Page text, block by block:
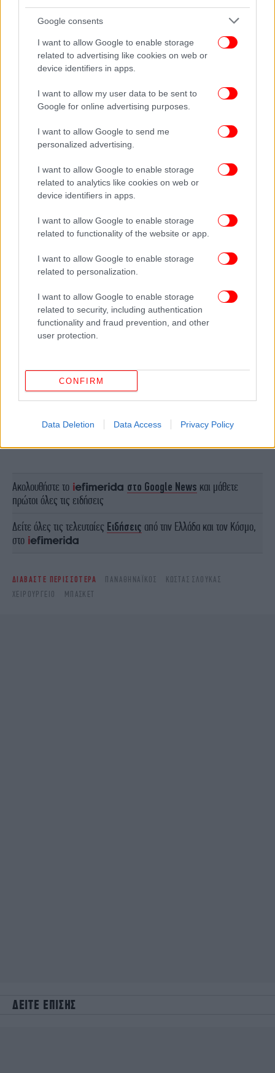
Google consents
I want to allow Google to enable storage
related to advertising like cookies on web or
device identifiers in apps.
I want to allow my user data to be sent to
Google for online advertising purposes.
I want to allow Google to send me
personalized advertising.
I want to allow Google to enable storage
related to analytics like cookies on web or
device identifiers in apps.
I want to allow Google to enable storage
related to functionality of the website or app.
I want to allow Google to enable storage
related to personalization.
I want to allow Google to enable storage
related to security, including authentication
functionality and fraud prevention, and other
user protection.
CONFIRM
Data Deletion Data Access Privacy Policy
ΟΛΕΣ ΟΙ ΕΙΔΗΣΕΙΣ
Παναθηναϊκός AKTOR: Χειρουργήθηκε ο Κώστας
Σλούκας και ξεκινάει την αποκατάσταση του
Εσείς θα θέλατε τον Λουτσέσκου προπονητή στην
ομάδα σας;
«Έβγαζα βίντεο τον κόσμο όταν δεν με έβλεπε ο
Μπαρτζώκας»: Ο Κουίνσι Έισι στο iefimerida για το
Ακολουθήστε το στο Google News και μάθετε
πρώτοι όλες τις ειδήσεις
Δείτε όλες τις τελευταίες Ειδήσεις από την Ελλάδα και τον Κόσμο,
στο
ΔΙΑΒΑΣΤΕ ΠΕΡΙΣΣΟΤΕΡΑ ΠΑΝΑΘΗΝΑΪΚΌΣ
ΚΏΣΤΑΣ ΣΛΟΎΚΑΣ
ΧΕΙΡΟΥΡΓΕΊΟ
ΜΠΆΣΚΕΤ
ΔΕΙΤΕ ΕΠΙΣΗΣ